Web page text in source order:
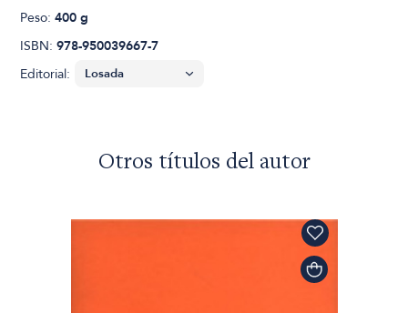
Peso:400 g
ISBN:978-950039667-7
Editorial:
Otros títulos del autor